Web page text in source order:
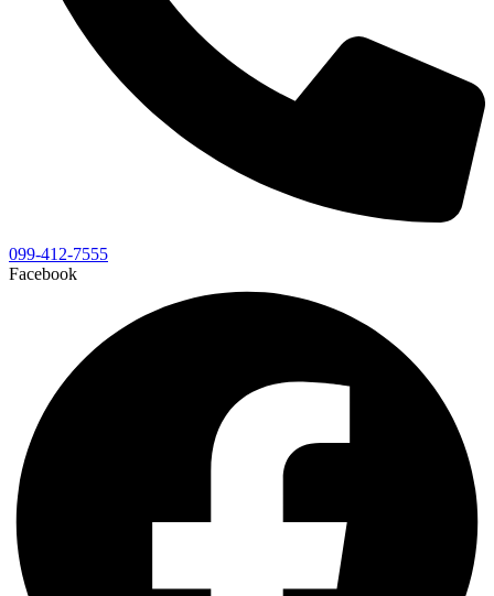
099-412-7555
Facebook